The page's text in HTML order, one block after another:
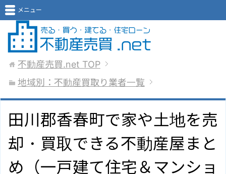
メニュー
不動産売買.net TOP
地域別：不動産買取り業者一覧
田川郡香春町で家や土地を売
却・買取できる不動産屋まと
め（一戸建て住宅＆マンショ